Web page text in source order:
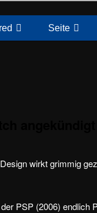
Seite
wirkt grimmig
PSP (2006) endlich